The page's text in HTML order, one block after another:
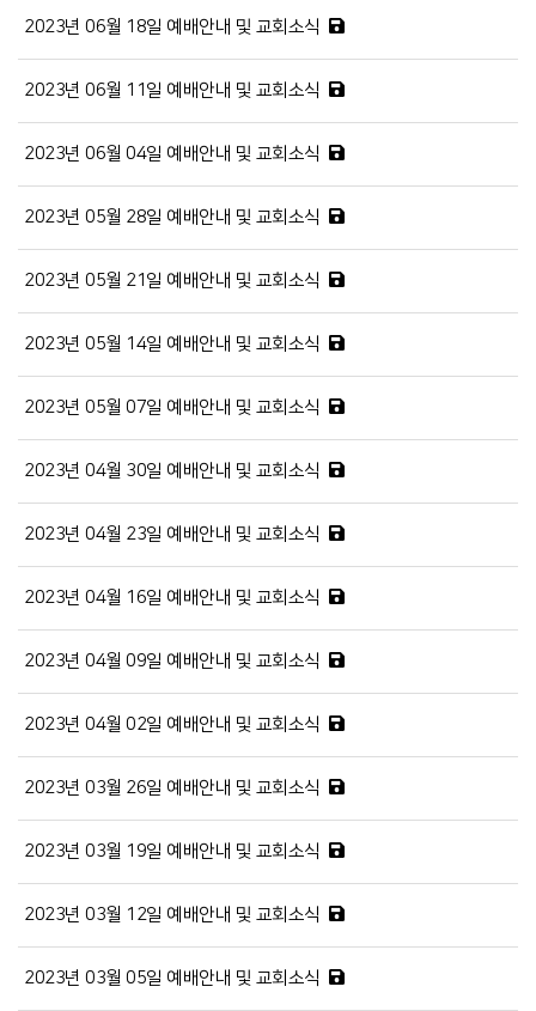
2023년 06월 18일 예배안내 및 교회소식
2023년 06월 11일 예배안내 및 교회소식
2023년 06월 04일 예배안내 및 교회소식
2023년 05월 28일 예배안내 및 교회소식
2023년 05월 21일 예배안내 및 교회소식
2023년 05월 14일 예배안내 및 교회소식
2023년 05월 07일 예배안내 및 교회소식
2023년 04월 30일 예배안내 및 교회소식
2023년 04월 23일 예배안내 및 교회소식
2023년 04월 16일 예배안내 및 교회소식
2023년 04월 09일 예배안내 및 교회소식
2023년 04월 02일 예배안내 및 교회소식
2023년 03월 26일 예배안내 및 교회소식
2023년 03월 19일 예배안내 및 교회소식
2023년 03월 12일 예배안내 및 교회소식
2023년 03월 05일 예배안내 및 교회소식